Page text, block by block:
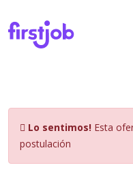
Lo sentimos! Esta
postulación